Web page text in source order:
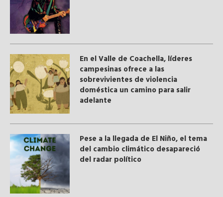
En el Valle de Coachella, líderes
campesinas ofrece a las
sobrevivientes de violencia
doméstica un camino para salir
adelante
Pese a la llegada de El Niño, el tema
del cambio climático desapareció
del radar político